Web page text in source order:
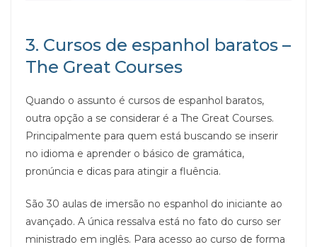
3. Cursos de espanhol baratos –
The Great Courses
Quando o assunto é cursos de espanhol baratos,
outra opção a se considerar é a The Great Courses.
Principalmente para quem está buscando se inserir
no idioma e aprender o básico de gramática,
pronúncia e dicas para atingir a fluência.
São 30 aulas de imersão no espanhol do iniciante ao
avançado. A única ressalva está no fato do curso ser
ministrado em inglês. Para acesso ao curso de forma